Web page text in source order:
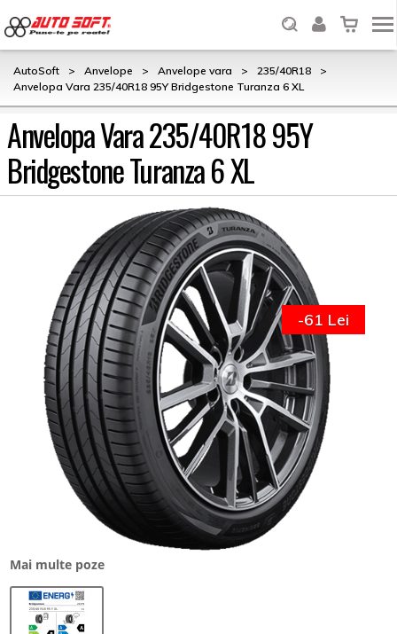
AutoSoft > Anvelope > Anvelope vara > 235/40R18
>
Anvelopa Vara 235/40R18 95Y Bridgestone Turanza 6 XL
Anvelopa Vara 235/40R18 95Y
Bridgestone Turanza 6 XL
Mai multe poze
-61 Lei